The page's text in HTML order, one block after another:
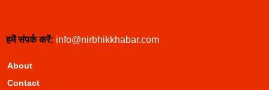
हमें संपर्क करें: info@nirbhikkhabar.com
About
Contact